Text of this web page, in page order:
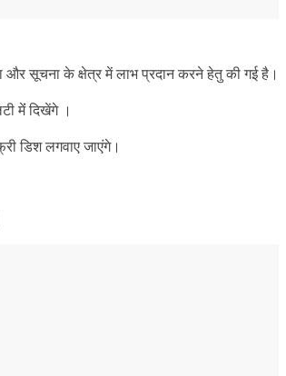
और सूचना के क्षेत्र में लाभ प्रदान करने हेतु की गई है।
मेंं दिखेंगे ।
डिश लगवाए जाएंगे।